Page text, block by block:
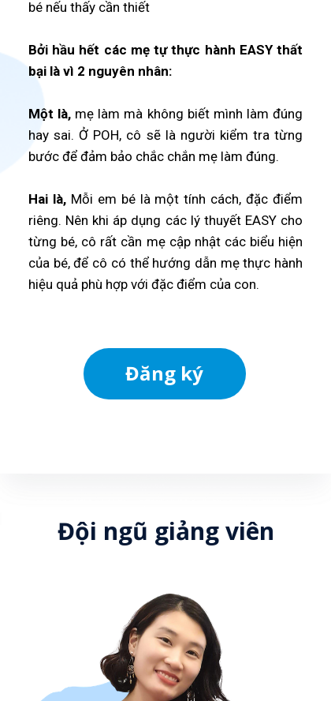
Đăng ký
bé nếu thấy cần thiết
Bởi hầu hết các mẹ tự thực hành EASY thất
bại là vì 2 nguyên nhân:
Một là, mẹ làm mà không biết mình làm đúng
hay sai. Ở POH, cô sẽ là người kiểm tra từng
bước để đảm bảo chắc chắn mẹ làm đúng.
Hai là, Mỗi em bé là một tính cách, đặc điểm
riêng. Nên khi áp dụng các lý thuyết EASY cho
từng bé, cô rất cần mẹ cập nhật các biểu hiện
của bé, để cô có thể hướng dẫn mẹ thực hành
hiệu quả phù hợp với đặc điểm của con.
Đội ngũ giảng viên